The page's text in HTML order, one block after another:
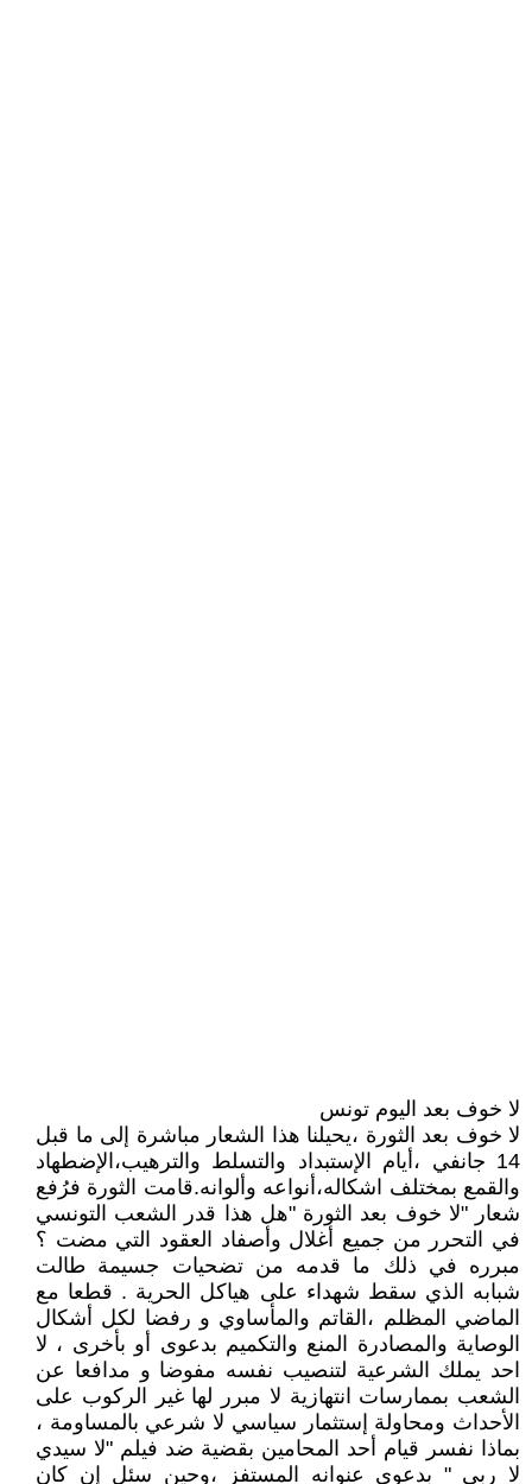
لا خوف بعد اليوم تونس
لا خوف بعد الثورة ،يحيلنا هذا الشعار مباشرة إلى ما قبل
14 جانفي ،أيام الإستبداد والتسلط والترهيب،الإضطهاد
والقمع بمختلف اشكاله،أنواعه وألوانه.قامت الثورة فرُفع
شعار "لا خوف بعد الثورة "هل هذا قدر الشعب التونسي
في التحرر من جميع أغلال وأصفاد العقود التي مضت ؟
مبرره في ذلك ما قدمه من تضحيات جسيمة طالت
شبابه الذي سقط شهداء على هياكل الحرية . قطعا مع
الماضي المظلم ،القاتم والمأساوي و رفضا لكل أشكال
الوصاية والمصادرة المنع والتكميم بدعوى أو بأخرى ، لا
احد يملك الشرعية لتنصيب نفسه مفوضا و مدافعا عن
الشعب بممارسات انتهازية لا مبرر لها غير الركوب على
الأحداث ومحاولة إستثمار سياسي لا شرعي بالمساومة ،
بماذا نفسر قيام أحد المحامين بقضية ضد فيلم "لا سيدي
لا ربي " بدعوى عنوانه المستفز ،وحين سئل إن كان